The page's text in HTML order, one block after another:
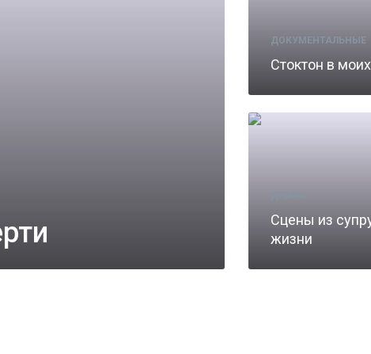
ДОКУМЕНТАЛЬНЫЕ
Стоктон в
Сцены из
жизни